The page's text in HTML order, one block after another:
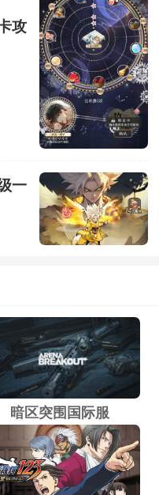
攻
一
暗区突围国际服